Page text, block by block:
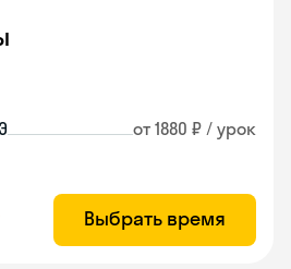
от 1880 ₽ / урок
Выбрать время